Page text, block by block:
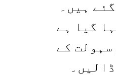
ہیں۔
گیا ہے
سہولت کے